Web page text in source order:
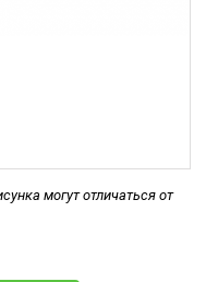
могут отличаться от